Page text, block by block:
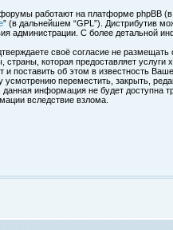
работают на платформе phpBB (в
” (в дальнейшем “GPL”). Дистрибутив
администрации. С более детальной
своё согласие не
страны, которая предоставляет
и поставить об этом в известность
усмотрению переместить, закрыть,
информация не будет доступна
вследствие взлома.